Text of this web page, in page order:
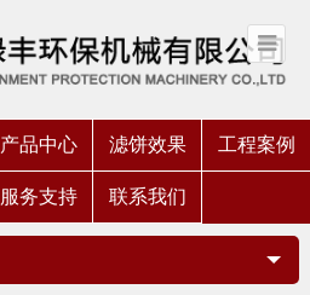
产品中心 滤饼效果 工程案例
服务支持 联系我们